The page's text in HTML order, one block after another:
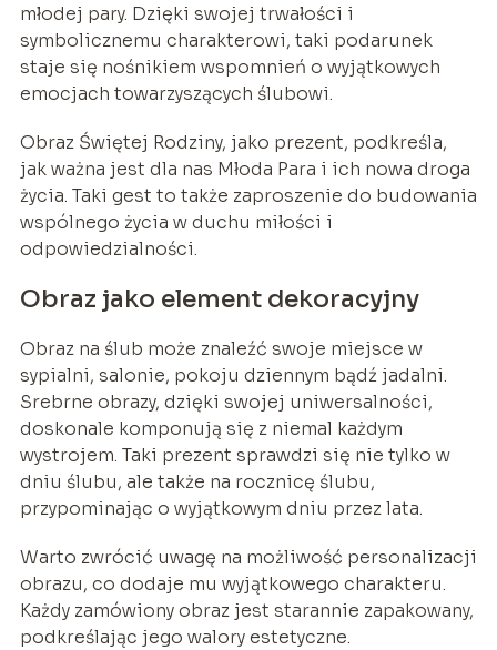
młodej pary. Dzięki swojej trwałości i
symbolicznemu charakterowi, taki podarunek
staje się nośnikiem wspomnień o wyjątkowych
emocjach towarzyszących ślubowi.
Obraz Świętej Rodziny, jako prezent, podkreśla,
jak ważna jest dla nas Młoda Para i ich nowa droga
życia. Taki gest to także zaproszenie do budowania
wspólnego życia w duchu miłości i
odpowiedzialności.
Obraz jako element dekoracyjny
Obraz na ślub może znaleźć swoje miejsce w
sypialni, salonie, pokoju dziennym bądź jadalni.
Srebrne obrazy, dzięki swojej uniwersalności,
doskonale komponują się z niemal każdym
wystrojem. Taki prezent sprawdzi się nie tylko w
dniu ślubu, ale także na rocznicę ślubu,
przypominając o wyjątkowym dniu przez lata.
Warto zwrócić uwagę na możliwość personalizacji
obrazu, co dodaje mu wyjątkowego charakteru.
Każdy zamówiony obraz jest starannie zapakowany,
podkreślając jego walory estetyczne.